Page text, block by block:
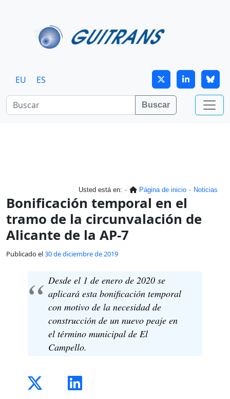
EU ES
Buscar
Usted está en: Página de inicio Noticias
Bonificación temporal en el
tramo de la circunvalación de
Alicante de la AP-7
Publicado el30 de diciembre de 2019
Desde el 1 de enero de 2020 se
aplicará esta bonificación temporal
con motivo de la necesidad de
construcción de un nuevo peaje en
el término municipal de El
Campello.